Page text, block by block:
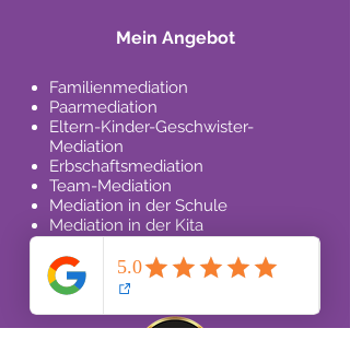
Mein Angebot
Familienmediation
Paarmediation
Eltern-Kinder-Geschwister-
Mediation
Erbschaftsmediation
Team-Mediation
Mediation in der Schule
Mediation in der Kita
Kosten einer Mediation